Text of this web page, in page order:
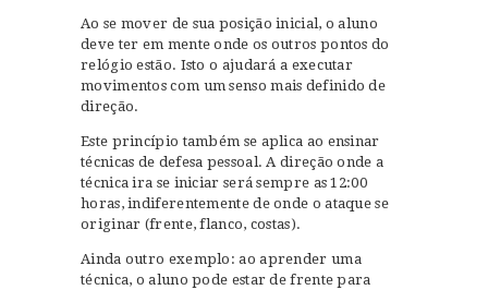
Ao se mover de sua posição inicial, o aluno
deve ter em mente onde os outros pontos do
relógio estão. Isto o ajudará a executar
movimentos com um senso mais definido de
direção.
Este princípio também se aplica ao ensinar
técnicas de defesa pessoal. A direção onde a
técnica ira se iniciar será sempre as 12:00
horas, indiferentemente de onde o ataque se
originar (frente, flanco, costas).
Ainda outro exemplo: ao aprender uma
técnica, o aluno pode estar de frente para